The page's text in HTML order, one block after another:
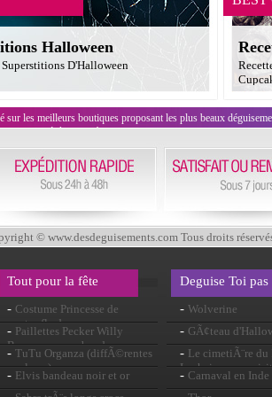
Halloween
D'Halloween
les meilleurs boutiques proposant les plus beaux
évènement !
© www.desdeguisements.com Tous droits
Tout pour la fête
- Costume Princesse de
pantoufle de verre
- Paillettes Pecker Willy
Boppers sur un bandeau
- TuTu Organza (diffÃ©rentes
couleurs)
- Elvis bandeau noir et or
Deguise Toi pas
- Wolverine
- GÃ¢teau
- Le cimetiÃ¨re du
Lachaise : une
- Carnaval en Inde